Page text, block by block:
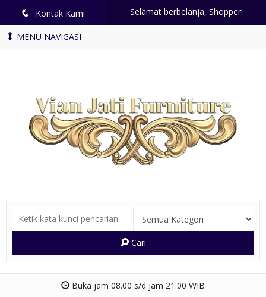
q Kontak Kami Selamat berbelanja, Shopper!
MENU NAVIGASI
Cari
Buka jam 08.00 s/d jam 21.00 WIB